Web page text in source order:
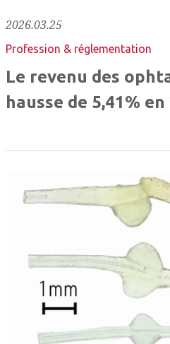
2026.03.25
Profession & réglementation
Le revenu des
hausse de 5,41% en